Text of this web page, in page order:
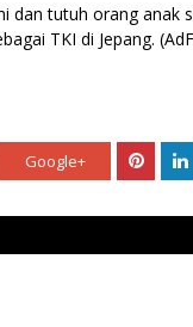
dan tutuh orang anak
TKI di Jepang.
Google+